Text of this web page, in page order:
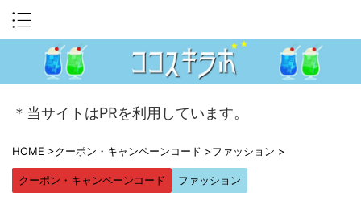
＊当サイトはPRを利用しています。
HOME >クーポン・キャンペーンコード >ファッション >
クーポン・キャンペーンコード ファッション